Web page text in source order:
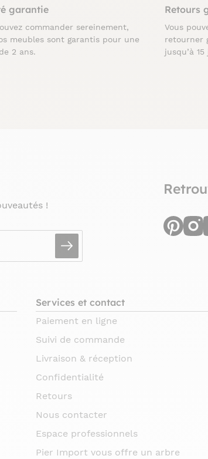
garantie
commander sereinement,
meubles sont garantis pour une
2 ans.
Retours
Vous
retourner
jusqu’à
!
Services et contact
Paiement en ligne
Suivi de commande
Livraison & réception
Confidentialité
Retours
Nous contacter
Espace professionnels
Pier Import vous offre un arbre